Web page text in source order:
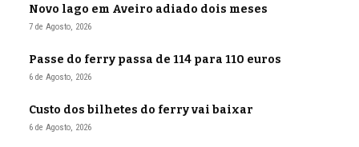
Novo lago em Aveiro adiado dois meses
7 de Agosto, 2026
Passe do ferry passa de 114 para 110 euros
6 de Agosto, 2026
Custo dos bilhetes do ferry vai baixar
6 de Agosto, 2026